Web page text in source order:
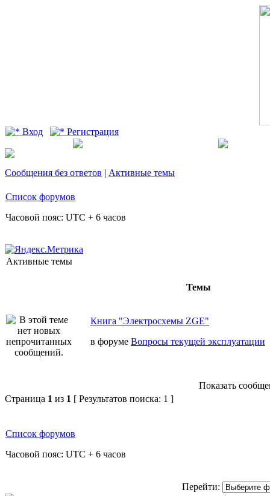
Вход Регистрация
Сообщения без ответов | Активные темы
Список форумов
Часовой пояс: UTC + 6 часов
Активные темы
Темы
Книга "Электросхемы ZGE"
в форуме Вопросы текущей эксплуатации
Показать
Страница 1 из 1 [ Результатов поиска: 1 ]
Список форумов
Часовой пояс: UTC + 6 часов
Перейти: